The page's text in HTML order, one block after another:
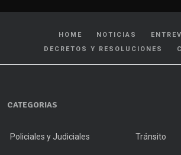
HOME NOTICIAS
DECRETOS Y RESOLUCIONES
CATEGORIAS
Policiales y Judiciales Tránsito